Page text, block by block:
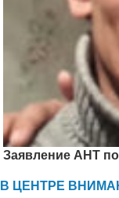
Заявление АНТ
В ЦЕНТРЕ